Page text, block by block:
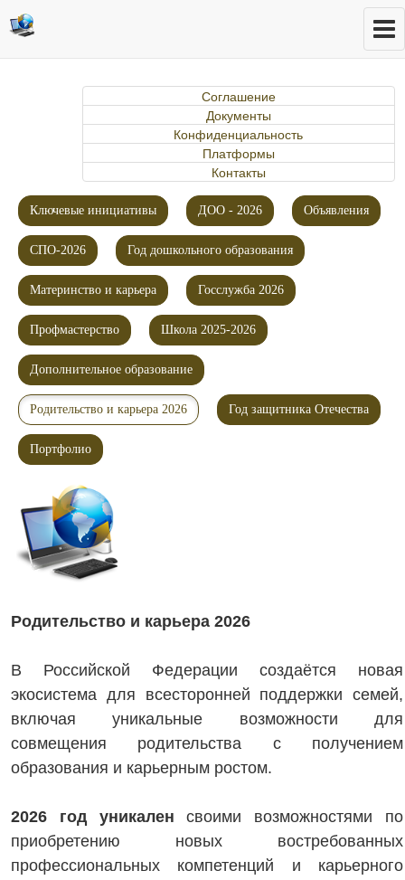
Соглашение
Документы
Конфиденциальность
Платформы
Контакты
Ключевые инициативы ДОО - 2026 Объявления
СПО-2026 Год дошкольного образования
Материнство и карьера Госслужба 2026
Профмастерство Школа 2025-2026
Дополнительное образование
Родительство и карьера 2026 Год защитника Отечества
Портфолио
Родительство и карьера 2026
В Российской Федерации создаётся новая
экосистема для всесторонней поддержки семей,
включая уникальные возможности для
совмещения родительства с получением
образования и карьерным ростом.
2026 год уникален своими возможностями по
приобретению новых востребованных
профессиональных компетенций и карьерного